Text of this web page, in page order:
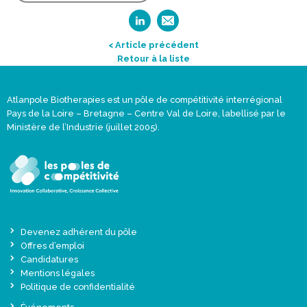
< Article précédent
Retour à la liste
Atlanpole Biotherapies est un pôle de compétitivité interrégional
Pays de la Loire – Bretagne – Centre Val de Loire, labellisé par le
Ministère de l’Industrie (juillet 2005).
Devenez adhérent du pôle
Offres d’emploi
Candidatures
Mentions légales
Politique de confidentialité